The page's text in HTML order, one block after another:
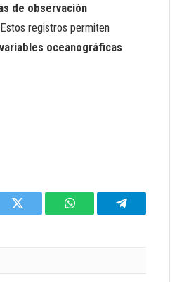
de observación
registros permiten
oceanográficas
Twitter WhatsAppTelegram